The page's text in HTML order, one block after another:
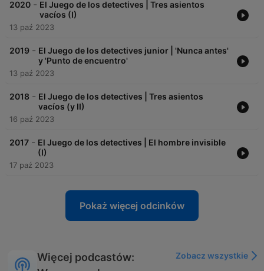
2020 - El Juego de los detectives | Tres asientos
vacíos (I)
13 paź 2023
2019 - El Juego de los detectives junior | 'Nunca antes'
y 'Punto de encuentro'
13 paź 2023
2018 - El Juego de los detectives | Tres asientos
vacíos (y II)
16 paź 2023
2017 - El Juego de los detectives | El hombre invisible
(I)
17 paź 2023
Pokaż więcej odcinków
Więcej podcastów:
Zobacz wszystkie